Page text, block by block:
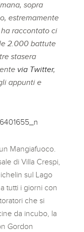
sopra
estremamente
raccontato ci
2.000 battute
stasera
via Twitter,
appunti e
Mangiafuoco.
di Villa Crespi,
sul Lago
tutti i giorni con
che si
da incubo, la
Gordon